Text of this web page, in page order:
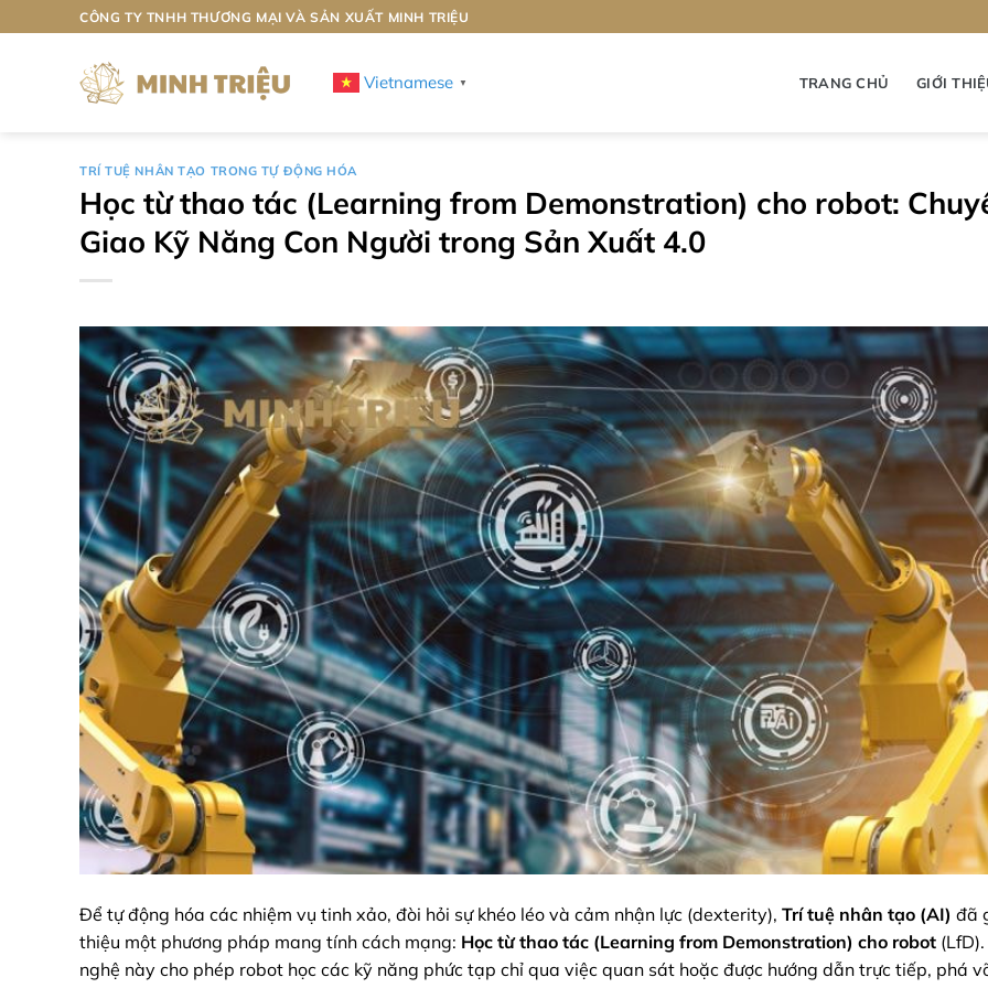
qua
CÔNG TY TNHH THƯƠNG MẠI VÀ SẢN XUẤT MINH TRIỆU
Vietnamese ▼ TRANG CHỦ GIỚI
TRÍ TUỆ NHÂN TẠO TRONG TỰ ĐỘNG HÓA
Học từ thao tác (Learning from Demonstration) cho robot:
Giao Kỹ Năng Con Người trong Sản Xuất 4.0
Để tự động hóa các nhiệm vụ tinh xảo, đòi hỏi sự khéo léo và cảm nhận lực (dexterity), Trí tuệ nhân tạo (AI) đã
thiệu một phương pháp mang tính cách mạng: Học từ thao tác (Learning from Demonstration) cho robot
nghệ này cho phép robot học các kỹ năng phức tạp chỉ qua việc quan sát hoặc được hướng dẫn trực tiếp, phá